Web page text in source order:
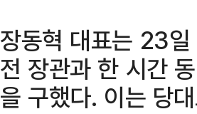
장동혁 대표는 23
전 장관과 한 시간
을 구했다. 이는 당